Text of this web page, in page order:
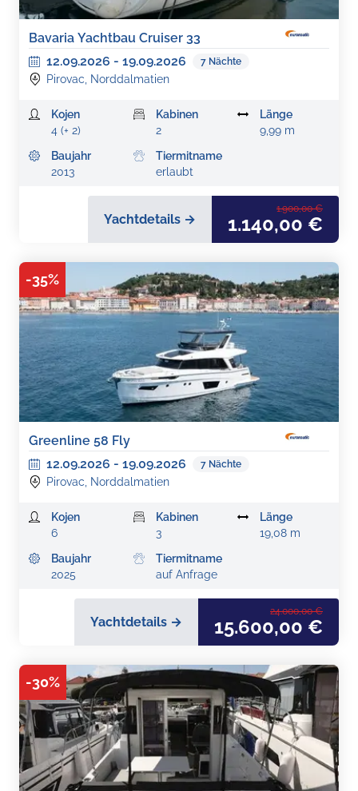
Bavaria Yachtbau Cruiser 33
12.09.2026 - 19.09.2026 7 Nächte
Pirovac, Norddalmatien
Kojen
4 (+ 2)
Kabinen
2
Länge
9,99 m
Baujahr
2013
Tiermitname
erlaubt
Yachtdetails →
1.900,00 €
1.140,00 €
-35%
Greenline 58 Fly
12.09.2026 - 19.09.2026 7 Nächte
Pirovac, Norddalmatien
Kojen
6
Kabinen
3
Länge
19,08 m
Baujahr
2025
Tiermitname
auf Anfrage
Yachtdetails →
24.000,00 €
15.600,00 €
-30%